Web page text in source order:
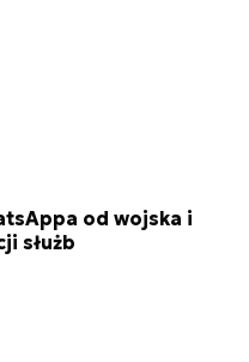
od wojska i
służb